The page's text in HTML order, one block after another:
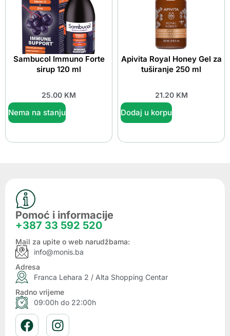
Sambucol Immuno Forte
sirup 120 ml
25.00 KM
Nema na stanju
Apivita Royal Honey Gel za
tuširanje 250 ml
21.20 KM
Dodaj u korpu
Pomoć i informacije
+387 33 592 520
Mail za upite o web narudžbama:
info@monis.ba
Adresa
Franca Lehara 2 / Alta Shopping Centar
Radno vrijeme
09:00h do 22:00h